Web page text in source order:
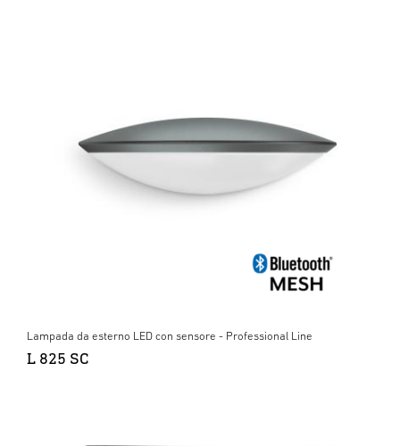
Lampada da esterno LED con sensore - Professional Line
L 825 SC